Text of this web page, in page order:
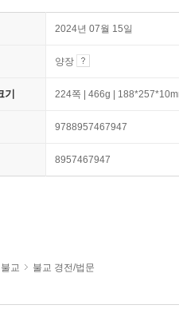
2024년 07월 15일
양장
224쪽 | 466g |
9788957467947
8957467947
불교 불교 경전/법문